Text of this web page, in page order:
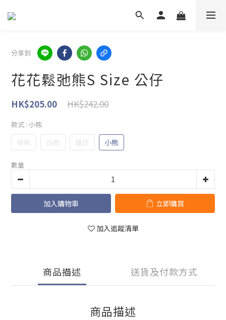
分享到
花花鬆弛熊S Size 公仔
HK$242.00
HK$205.00
款式 : 小熊
啡熊 白熊 雞仔 小熊
數量
加入購物車 立即購買
加入追蹤清單
商品描述 送貨及付款方式
商品描述